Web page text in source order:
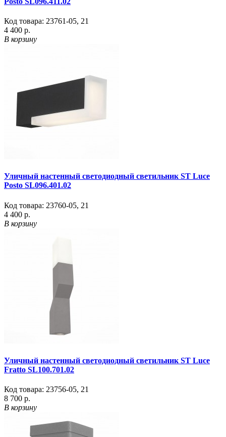
Код товара: 23761-05, 21
4 400 р.
В корзину
Уличный настенный светодиодный светильник ST Luce
Posto SL096.401.02
Код товара: 23760-05, 21
4 400 р.
В корзину
Уличный настенный светодиодный светильник ST Luce
Fratto SL100.701.02
Код товара: 23756-05, 21
8 700 р.
В корзину